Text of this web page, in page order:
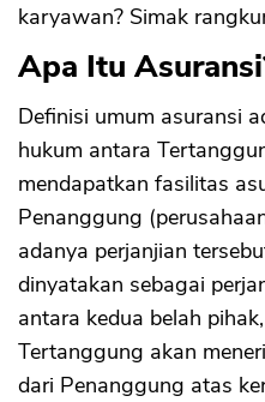
karyawan? Simak
Apa Itu
Definisi umum asuransi
hukum antara
mendapatkan fasilitas
Penanggung
adanya perjanjian
dinyatakan sebagai
antara kedua belah
Tertanggung akan
dari Penanggung atas